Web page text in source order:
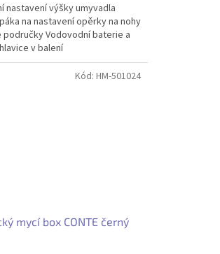
nastavení výšky umyvadla
na nastavení opěrky na nohy
područky Vodovodní baterie a
v balení
mycí box CONTE černý
Kód: HM-501024